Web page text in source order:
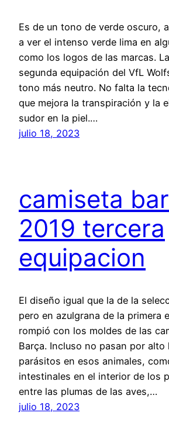
Es de un tono de verde oscuro,
a ver el intenso verde lima en
como los logos de las marcas.
segunda equipación del VfL
tono más neutro. No falta la
que mejora la transpiración y la
sudor en la piel.…
julio 18, 2023
camiseta
2019 tercera
equipacion
El diseño igual que la de la
pero en azulgrana de la primera
rompió con los moldes de las
Barça. Incluso no pasan por alto
parásitos en esos animales,
intestinales en el interior de los
entre las plumas de las aves,…
julio 18, 2023